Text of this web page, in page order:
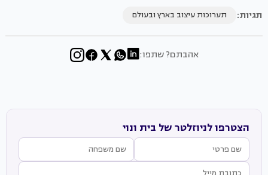
תגיות: תערוכות עיצוב בארץ ובעולם
אהבתם? שתפו:
הצטרפו לניוזלטר של בית ונוי